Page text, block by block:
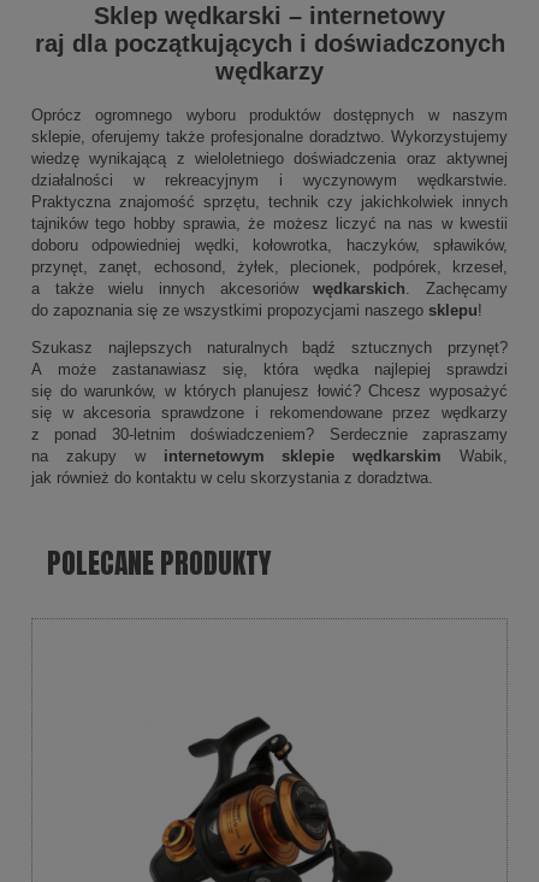
Sklep wędkarski – internetowy
raj dla początkujących i doświadczonych
wędkarzy
Oprócz ogromnego wyboru produktów dostępnych w naszym
sklepie, oferujemy także profesjonalne doradztwo. Wykorzystujemy
wiedzę wynikającą z wieloletniego doświadczenia oraz aktywnej
działalności w rekreacyjnym i wyczynowym wędkarstwie.
Praktyczna znajomość sprzętu, technik czy jakichkolwiek innych
tajników tego hobby sprawia, że możesz liczyć na nas w kwestii
doboru odpowiedniej wędki, kołowrotka, haczyków, spławików,
przynęt, zanęt, echosond, żyłek, plecionek, podpórek, krzeseł,
a także wielu innych akcesoriówwędkarskich . Zachęcamy
do zapoznania się ze wszystkimi propozycjami naszego sklepu!
Szukasz najlepszych naturalnych bądź sztucznych przynęt?
A może zastanawiasz się, która wędka najlepiej sprawdzi
się do warunków, w których planujesz łowić? Chcesz wyposażyć
się w akcesoria sprawdzone i rekomendowane przez wędkarzy
z ponad 30-letnim doświadczeniem? Serdecznie zapraszamy
na zakupy w internetowym sklepie wędkarskim Wabik,
jak również do kontaktu w celu skorzystania z doradztwa.
POLECANE PRODUKTY